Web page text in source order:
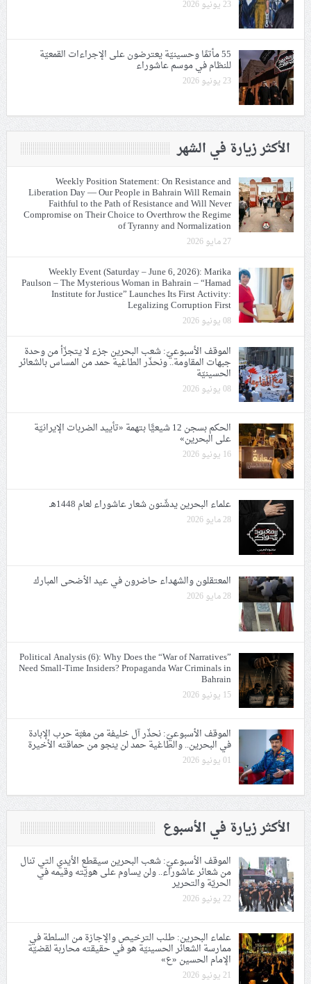
23 يونيو 2026
55 مأتمًا وحسينيّة يعترضون على الإجراءات القمعيّة
للنظام في موسم عاشوراء
23 يونيو 2026
الأكثر زيارة في الشهر
Weekly Position Statement: On Resistance and
Liberation Day — Our People in Bahrain Will Remain
Faithful to the Path of Resistance and Will Never
Compromise on Their Choice to Overthrow the Regime
of Tyranny and Normalization
27 مايو 2026
Weekly Event (Saturday – June 6, 2026): Marika
Paulson – The Mysterious Woman in Bahrain – “Hamad
Institute for Justice” Launches Its First Activity:
Legalizing Corruption First
08 يونيو 2026
الموقف الأسبوعيّ: شعب البحرين جزء لا يتجزّأ من وحدة
جبهات المقاومة.. ونحذّر الطاغية حمد من المساس بالشعائر
الحسينيّة
08 يونيو 2026
الحكم بسجن 12 شيعيًّا بتهمة «تأييد الضربات الإيرانيّة
على البحرين»
16 يونيو 2026
علماء البحرين يدشّنون شعار عاشوراء لعام 1448هـ
28 مايو 2026
المعتقلون والشهداء حاضرون في عيد الأضحى المبارك
28 مايو 2026
Political Analysis (6): Why Does the “War of Narratives”
Need Small-Time Insiders? Propaganda War Criminals in
Bahrain
15 يونيو 2026
الموقف الأسبوعيّ: نحذّر آل خليفة من مغبّة حرب الإبادة
في البحرين.. والطاغية حمد لن ينجو من حماقته الأخيرة
01 يونيو 2026
الأكثر زيارة في الأسبوع
الموقف الأسبوعيّ: شعب البحرين سيقطع الأيدي التي تنال
من شعائر عاشوراء.. ولن يساوم على هويّته وقيمه في
الحريّة والتحرير
22 يونيو 2026
علماء البحرين: طلب الترخيص والإجازة من السلطة في
ممارسة الشعائر الحسينيّة هو في حقيقته محاربة لقضيّة
الإمام الحسين «ع»
21 يونيو 2026